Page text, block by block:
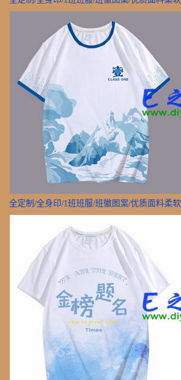
全定制/全身印/1班班服/班徽图案/优质面料柔